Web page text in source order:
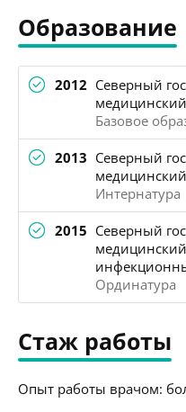
Образование
2012 Северный
Базовое
2013 Северный
Интернатура
2015 Северный
Ординатура
Стаж работы
Опыт работы врачом: